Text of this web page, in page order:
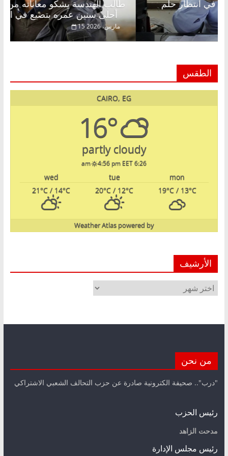
أحلى سنين عمره بتضيع في السجن
15
عبدالخالق فاروق خبير اقتصادي في انتظار حلم
22 فبراير، 2026
الطقس
CAIRO, EG
16°
partly cloudy
6:26 am
4:56 pm EET
mon
tue
wed
19°C/ 13°C
20°C / 12°C
21°C / 14°C
powered by
Weather Atlas
الأرشيف
الأرشيف
من نحن
"درب".. صحيفة الكترونية صادرة عن حزب التحالف الشعبي الاشتراكي
رئيس الحزب
مدحت الزاهد
رئيس مجلس الإدارة